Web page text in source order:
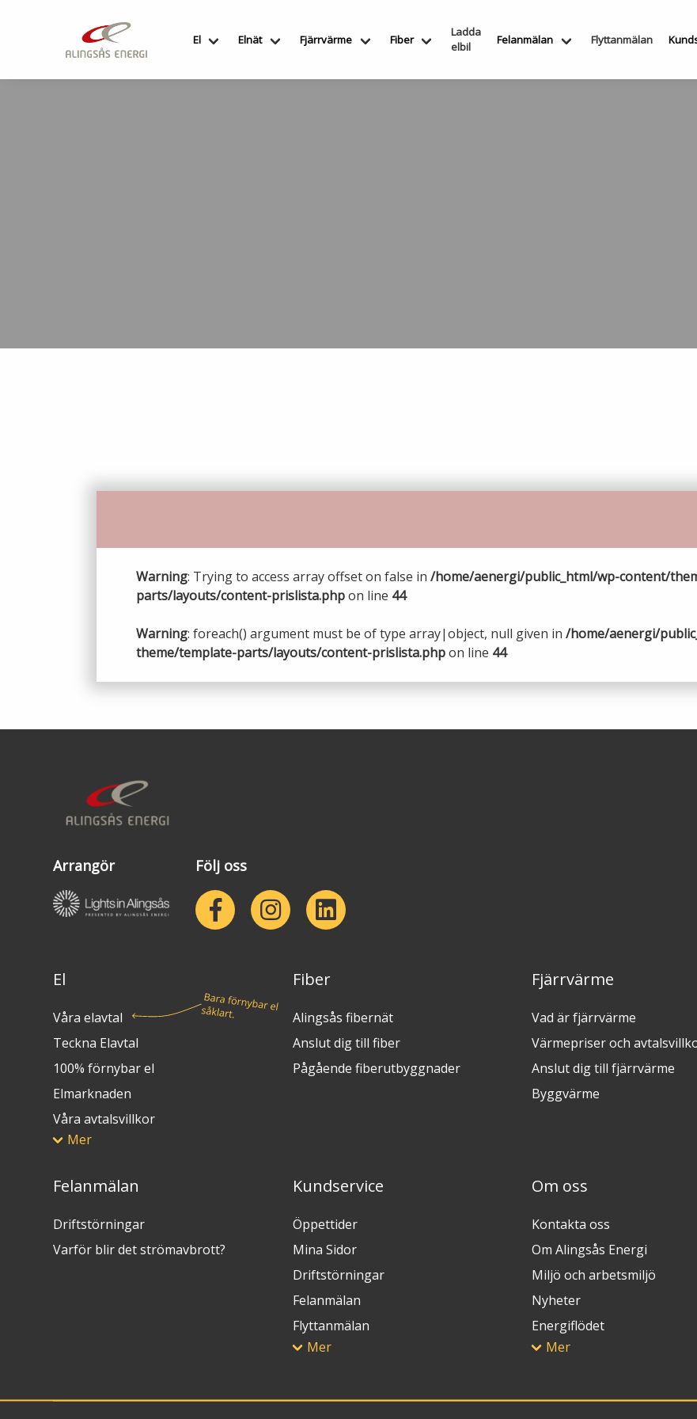
El Elnät Fjärrvärme Fiber
Ladda
elbil
Felanmälan Flyttanmälan
Warning: Trying to access array offset on false in /home/aenergi/public_html/wp-content/
parts/layouts/content-prislista.phpon line 44
Warning: foreach() argument must be of type array|object, null given in /home/aenergi/
theme/template-parts/layouts/content-prislista.phpon line 44
Arrangör Följ oss
El
Våra elavtal
Teckna Elavtal
100% förnybar el
Elmarknaden
Våra avtalsvillkor
Mer
Fiber
Alingsås fibernät
Anslut dig till fiber
Pågående fiberutbyggnader
Fjärrvärme
Vad är fjärrvärme
Värmepriser och
Anslut dig till fjärrvärme
Byggvärme
Felanmälan
Driftstörningar
Varför blir det strömavbrott?
Kundservice
Öppettider
Mina Sidor
Driftstörningar
Felanmälan
Flyttanmälan
Mer
Om oss
Kontakta oss
Om Alingsås Energi
Miljö och arbetsmiljö
Nyheter
Energiflödet
Mer